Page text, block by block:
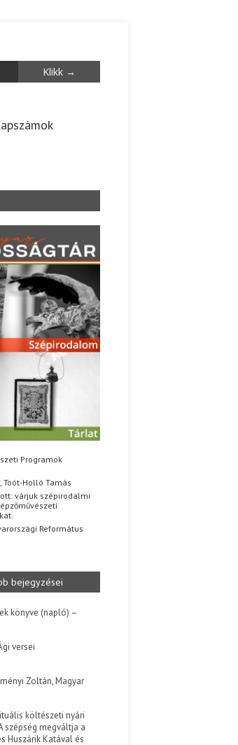
Programok
Toót-Holló Tamás
várjuk szépirodalmi
Református
bejegyzései
könyve (napló) –
versei
Zoltán, Magyar
költészeti nyári
szépség megváltja a
Huszárik Katával és